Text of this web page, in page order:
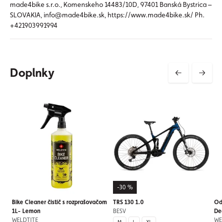
made4bike s.r.o., Komenskeho 14483/10D, 97401 Banská Bystrica –
SLOVAKIA, info@made4bike.sk, https://www.made4bike.sk/ Ph.
+421903991994
Doplnky
Bike Cleaner čistič s rozprašovačom
1L- Lemon
WELDTITE
-30 %
TRS 130 1.0
BESV